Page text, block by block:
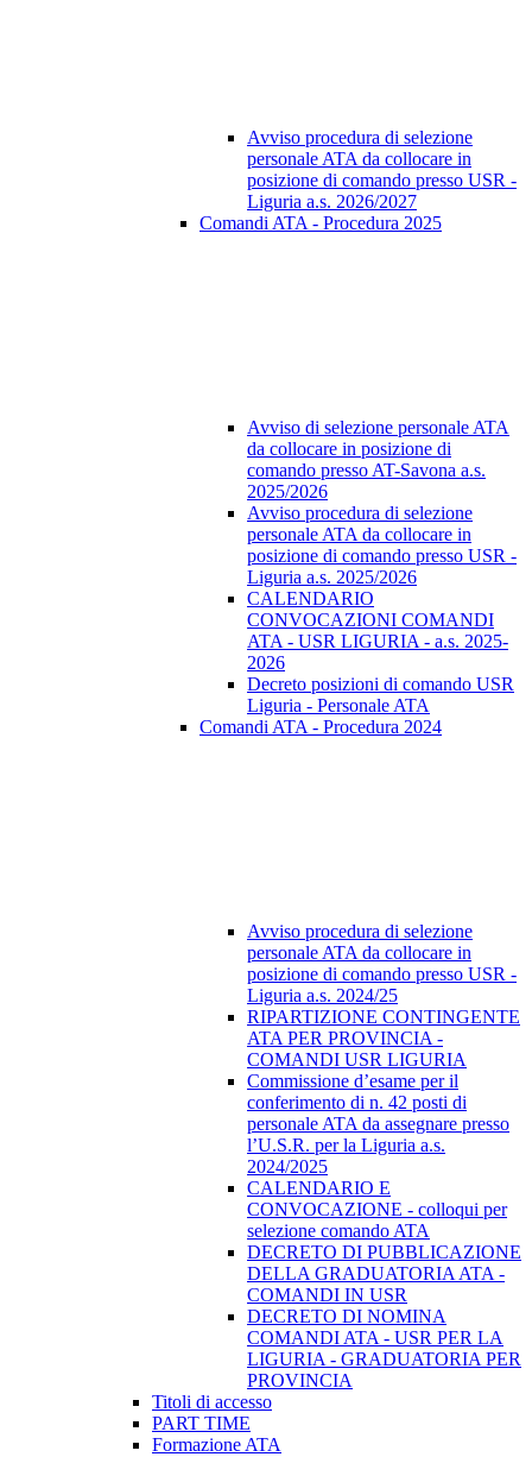
Avviso procedura di selezione
personale ATA da collocare in
posizione di comando presso USR -
Liguria a.s. 2026/2027
Comandi ATA - Procedura 2025
Avviso di selezione personale ATA
da collocare in posizione di
comando presso AT-Savona a.s.
2025/2026
Avviso procedura di selezione
personale ATA da collocare in
posizione di comando presso USR -
Liguria a.s. 2025/2026
CALENDARIO
CONVOCAZIONI COMANDI
ATA - USR LIGURIA - a.s. 2025-
2026
Decreto posizioni di comando USR
Liguria - Personale ATA
Comandi ATA - Procedura 2024
Avviso procedura di selezione
personale ATA da collocare in
posizione di comando presso USR -
Liguria a.s. 2024/25
RIPARTIZIONE CONTINGENTE
ATA PER PROVINCIA -
COMANDI USR LIGURIA
Commissione d’esame per il
conferimento di n. 42 posti di
personale ATA da assegnare presso
l’U.S.R. per la Liguria a.s.
2024/2025
CALENDARIO E
CONVOCAZIONE - colloqui per
selezione comando ATA
DECRETO DI PUBBLICAZIONE
DELLA GRADUATORIA ATA -
COMANDI IN USR
DECRETO DI NOMINA
COMANDI ATA - USR PER LA
LIGURIA - GRADUATORIA PER
PROVINCIA
Titoli di accesso
PART TIME
Formazione ATA